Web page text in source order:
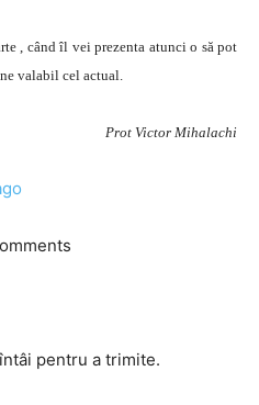
, când îl vei prezenta atunci o să pot
valabil cel actual.
Prot Victor Mihalachi
pentru a trimite.